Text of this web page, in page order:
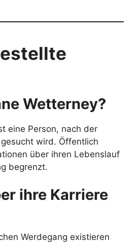
Wetterney?
eine Person, nach der
wird. Öffentlich
über ihren Lebenslauf
begrenzt.
ihre Karriere
Werdegang existieren